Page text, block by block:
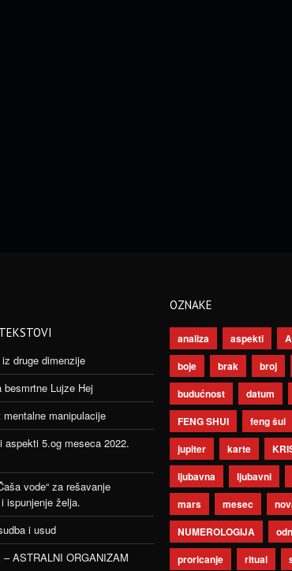
druge dimenzije
besmrtne Lujze Hej
mentalne manipulacije
aspekti 5.og meseca 2022.
vode“ za rešavanje
ispunjenje želja.
i usud
– ASTRALNI ORGANIZAM
OZNAKE
analiza aspekti
boje
brak broj
budućnost
datum
FENG SHUI
feng šui
jupiter
karte
ljubavna
ljubavni
mars
mesec
NUMEROLOGIJA
proricanje
ritual